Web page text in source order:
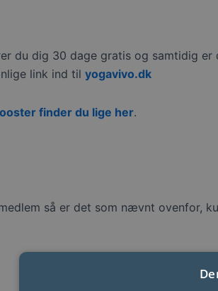
du dig 30 dage gratis og samtidig
link ind til yogavivo.dk
finder du lige her.
så er det som nævnt ovenfor,